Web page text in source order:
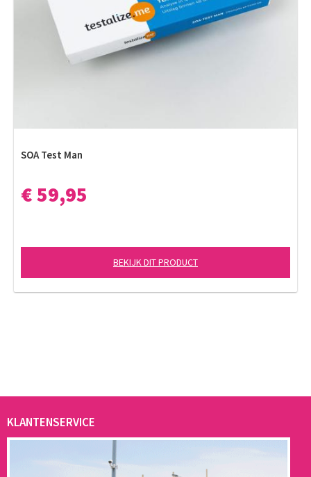
SOA Test Man
€ 59,95
BEKIJK DIT PRODUCT
KLANTENSERVICE